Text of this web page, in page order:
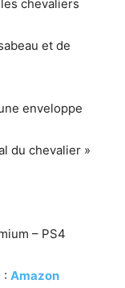
chevaliers
et de
enveloppe
du chevalier »
– PS4
: Amazon